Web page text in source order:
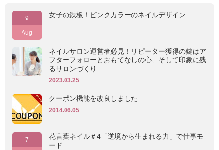
9
Aug
女子の鉄板！ピンクカラーのネイルデザイン
ネイルサロン運営者必見！リピーター獲得の鍵はア
フターフォローとおもてなしの心、そして印象に残
るサロンづくり
2023.03.25
クーポン機能を改良しました
2014.06.05
7
花言葉ネイル＃4「逆境から生まれる力」で仕事モ
ード！